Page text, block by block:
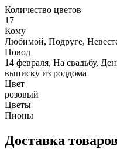
Количество цветов
17
Кому
Любимой, Подруге,
Повод
14 февраля, На свадьбу,
выписку из роддома
Цвет
розовый
Цветы
Пионы
Доставка